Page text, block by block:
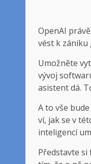
OpenAI
vést k zániku
Umožněte
vývoj
asistent dá.
A to vše
ví, jak se v
inteligencí
Představte si